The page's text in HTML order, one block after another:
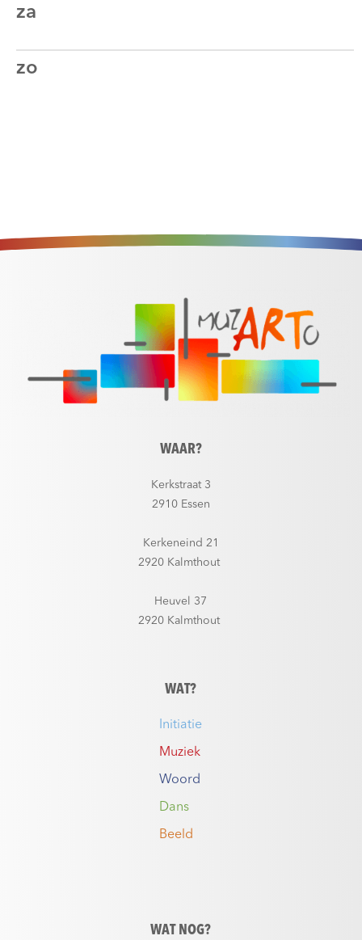
za
zo
WAAR?
Kerkstraat 3
2910 Essen
Kerkeneind 21
2920 Kalmthout
Heuvel 37
2920 Kalmthout
WAT?
Initiatie
Muziek
Woord
Dans
Beeld
WAT NOG?